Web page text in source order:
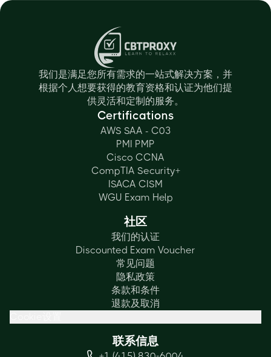
我们是满足您所有需求的一站式解决方案，并
根据个人想要获得的教育资格和认证为他们提
供灵活和定制的服务。
Certifications
AWS SAA - C03
PMI PMP
Cisco CCNA
CompTIA Security+
ISACA CISM
WGU Exam Help
社区
我们的认证
Discounted Exam Voucher
常见问题
隐私政策
条款和条件
退款及取消
联系信息